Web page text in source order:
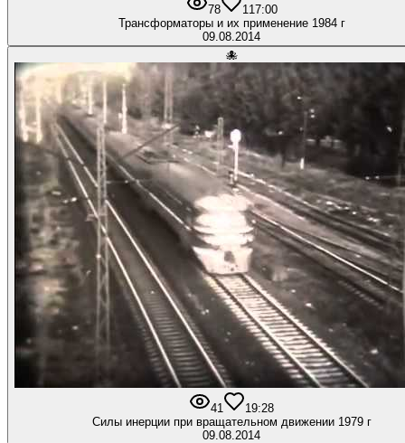
78 1 17:00
Трансформаторы и их применение 1984 г
09.08.2014
🐙
41 19:28
Силы инерции при вращательном движении 1979 г
09.08.2014